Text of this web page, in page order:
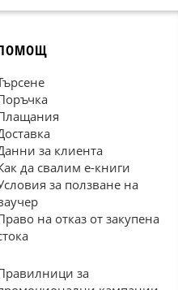
за клиента
да свалим е-книги
за ползване на
на отказ от закупена
за